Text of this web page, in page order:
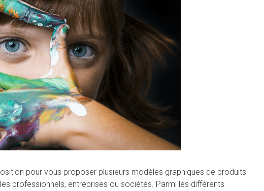
pour vous proposer plusieurs modèles graphiques de produits
professionnels, entreprises ou sociétés. Parmi les différents